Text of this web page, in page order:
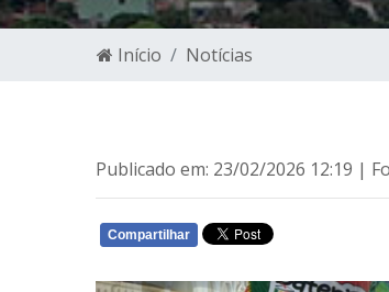
Início Notícias
Publicado em: 23/02/2026 12:19 |
Compartilhar